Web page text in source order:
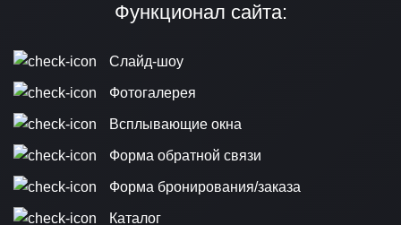
Функционал сайта:
Слайд-шоу
Фотогалерея
Всплывающие окна
Форма обратной связи
Форма бронирования/заказа
Каталог